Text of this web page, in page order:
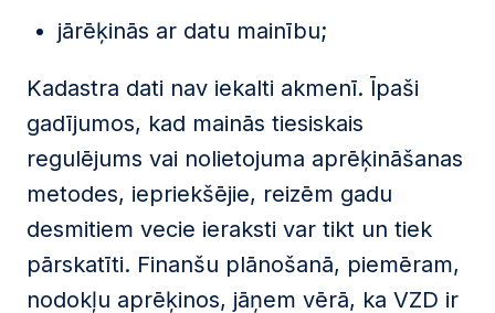
jārēķinās ar datu mainību;
Kadastra dati nav iekalti akmenī. Īpaši
gadījumos, kad mainās tiesiskais
regulējums vai nolietojuma aprēķināšanas
metodes, iepriekšējie, reizēm gadu
desmitiem vecie ieraksti var tikt un tiek
pārskatīti. Finanšu plānošanā, piemēram,
nodokļu aprēķinos, jāņem vērā, ka VZD ir